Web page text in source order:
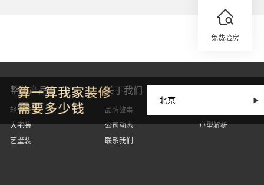
免费验房
整装产品
轻奢装
大宅装
艺墅装
关于我们
品牌故事
公司动态
联系我们
户型解析